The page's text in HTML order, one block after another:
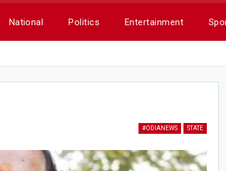
National Politics Entertainment
#ODIANEWS STATE